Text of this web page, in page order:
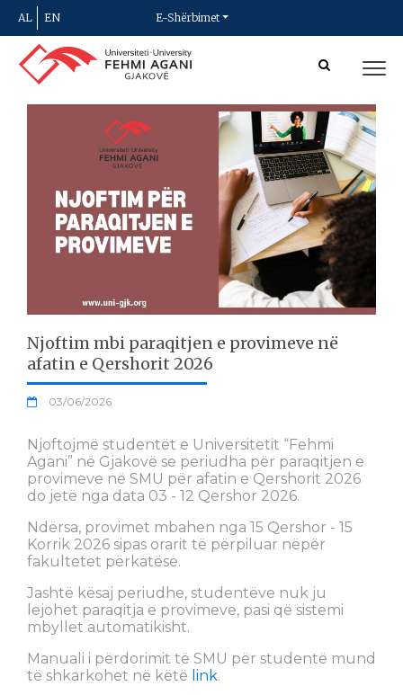
AL EN E-Shërbimet
Njoftim mbi paraqitjen e provimeve në
afatin e Qershorit 2026
03/06/2026
Njoftojmë studentët e Universitetit “Fehmi
Agani” në Gjakovë se periudha për paraqitjen e
provimeve në SMU për afatin e Qershorit 2026
do jetë nga data 03 - 12 Qershor 2026.
Ndërsa, provimet mbahen nga 15 Qershor - 15
Korrik 2026 sipas orarit të përpiluar nëpër
fakultetet përkatëse.
Jashtë kësaj periudhe, studentëve nuk ju
lejohet paraqitja e provimeve, pasi që sistemi
mbyllet automatikisht.
Manuali i përdorimit të SMU për studentë mund
të shkarkohet në këtë link.